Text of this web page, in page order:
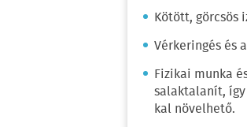
Kötött, görcsös
Vérkeringés és
Fizikai munka
salaktalanít,
kal növelhető.